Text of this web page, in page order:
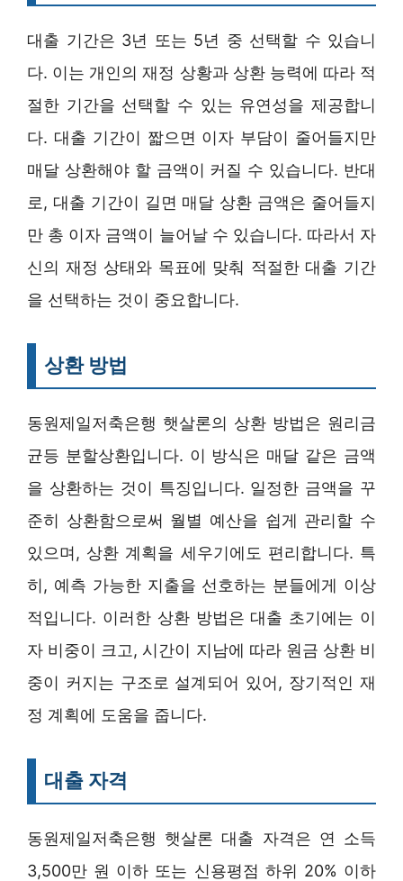
대출 기간은 3년 또는 5년 중 선택할 수 있습니
다. 이는 개인의 재정 상황과 상환 능력에 따라 적
절한 기간을 선택할 수 있는 유연성을 제공합니
다. 대출 기간이 짧으면 이자 부담이 줄어들지만
매달 상환해야 할 금액이 커질 수 있습니다. 반대
로, 대출 기간이 길면 매달 상환 금액은 줄어들지
만 총 이자 금액이 늘어날 수 있습니다. 따라서 자
신의 재정 상태와 목표에 맞춰 적절한 대출 기간
을 선택하는 것이 중요합니다.
상환 방법
동원제일저축은행 햇살론의 상환 방법은 원리금
균등 분할상환입니다. 이 방식은 매달 같은 금액
을 상환하는 것이 특징입니다. 일정한 금액을 꾸
준히 상환함으로써 월별 예산을 쉽게 관리할 수
있으며, 상환 계획을 세우기에도 편리합니다. 특
히, 예측 가능한 지출을 선호하는 분들에게 이상
적입니다. 이러한 상환 방법은 대출 초기에는 이
자 비중이 크고, 시간이 지남에 따라 원금 상환 비
중이 커지는 구조로 설계되어 있어, 장기적인 재
정 계획에 도움을 줍니다.
대출 자격
동원제일저축은행 햇살론 대출 자격은 연 소득
3,500만 원 이하 또는 신용평점 하위 20% 이하